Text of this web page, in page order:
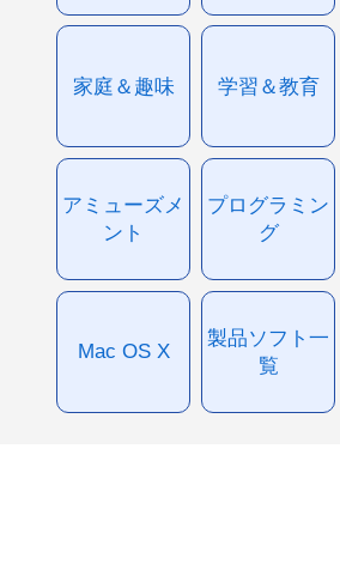
家庭＆趣味 学習＆教育
アミューズメ
ント
プログラミン
グ
Mac OS X
製品ソフト一
覧